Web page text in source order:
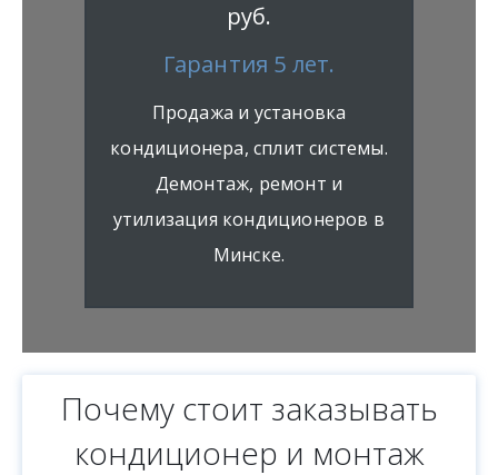
руб.
Гарантия 5 лет.
Продажа и установка
кондиционера, сплит системы.
Демонтаж, ремонт и
утилизация кондиционеров в
Минске.
Почему стоит заказывать
кондиционер и монтаж